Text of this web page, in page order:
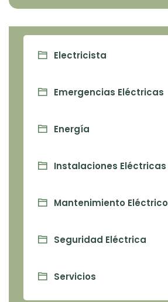
Electricista
Emergencias Eléctricas
Energía
Instalaciones Eléctricas
Mantenimiento Eléctrico
Seguridad Eléctrica
Servicios